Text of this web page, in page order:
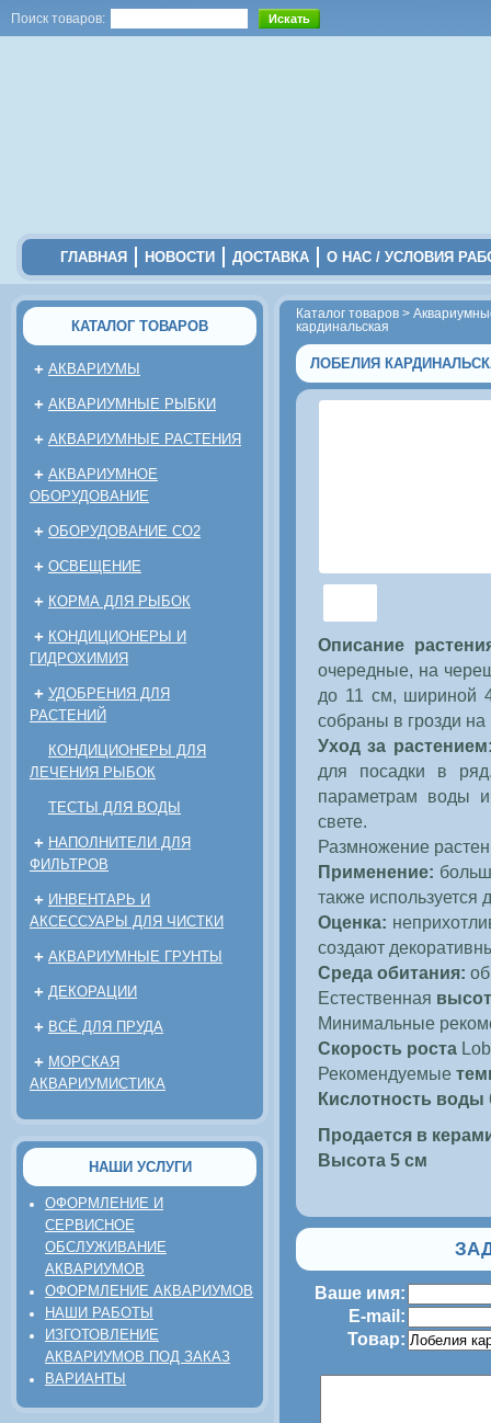
Поиск товаров:
ГЛАВНАЯ НОВОСТИ ДОСТАВКА О НАС / УСЛОВИЯ
КАТАЛОГ ТОВАРОВ
+ АКВАРИУМЫ
+ АКВАРИУМНЫЕ РЫБКИ
+ АКВАРИУМНЫЕ РАСТЕНИЯ
+ АКВАРИУМНОЕ
ОБОРУДОВАНИЕ
+ ОБОРУДОВАНИЕ CO2
+ ОСВЕЩЕНИЕ
+ КОРМА ДЛЯ РЫБОК
+ КОНДИЦИОНЕРЫ И
ГИДРОХИМИЯ
+ УДОБРЕНИЯ ДЛЯ
РАСТЕНИЙ
КОНДИЦИОНЕРЫ ДЛЯ
ЛЕЧЕНИЯ РЫБОК
ТЕСТЫ ДЛЯ ВОДЫ
+ НАПОЛНИТЕЛИ ДЛЯ
ФИЛЬТРОВ
+ ИНВЕНТАРЬ И
АКСЕССУАРЫ ДЛЯ ЧИСТКИ
+ АКВАРИУМНЫЕ ГРУНТЫ
+ ДЕКОРАЦИИ
+ ВСЁ ДЛЯ ПРУДА
+ МОРСКАЯ
АКВАРИУМИСТИКА
НАШИ УСЛУГИ
ОФОРМЛЕНИЕ И
СЕРВИСНОЕ
ОБСЛУЖИВАНИЕ
АКВАРИУМОВ
ОФОРМЛЕНИЕ АКВАРИУМОВ
НАШИ РАБОТЫ
ИЗГОТОВЛЕНИЕ
АКВАРИУМОВ ПОД ЗАКАЗ
ВАРИАНТЫ
Каталог товаров >
кардинальская
ЛОБЕЛИЯ
Описание
очередные, на
до 11 см, шириной
собраны в грозди
Уход за
для посадки в
параметрам воды
свете.
Размножение
Применение:
также используется
Оценка:
создают
Среда обитания:
Естественная
Минимальные
Скорость роста
Рекомендуемые
Кислотность воды
Продается в
Высота 5 см
Ваше имя:
E-mail:
Товар: